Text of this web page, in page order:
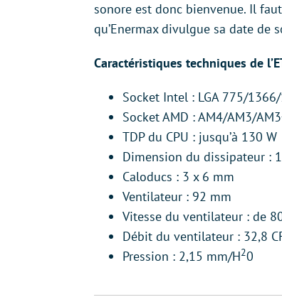
sonore est donc bienvenue. Il
qu’Enermax divulgue sa date de
Caractéristiques techniques de
Socket Intel : LGA 775/
Socket AMD : AM4/AM3/
TDP du CPU : jusqu’à 130 W
Dimension du dissipateur :
Caloducs : 3 x 6 mm
Ventilateur : 92 mm
Vitesse du ventilateur : de
Débit du ventilateur : 32,8
Pression : 2,15 mm/H20